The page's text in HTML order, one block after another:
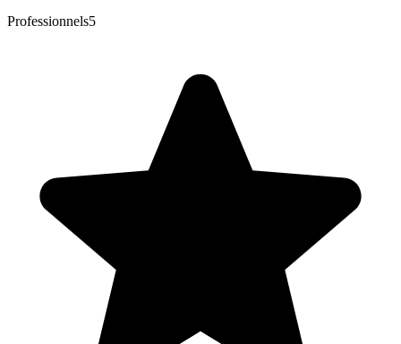
Professionnels5